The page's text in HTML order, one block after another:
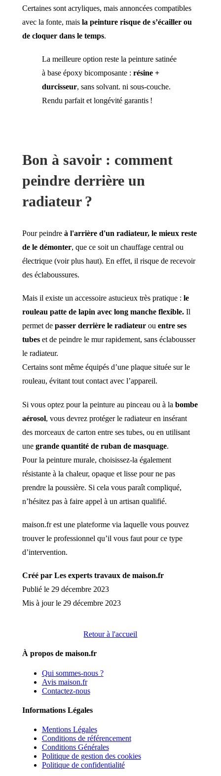
Certaines sont acryliques, mais annoncées compatibles
avec la fonte, mais la peinture risque de s’écailler ou
de cloquer dans le temps.
La meilleure option reste la peinture satinée
à base époxy bicomposante : résine +
durcisseur, sans solvant. ni sous-couche.
Rendu parfait et longévité garantis !
Bon à savoir : comment
peindre derrière un
radiateur ?
Pour peindre à l'arrière d'un radiateur, le mieux reste
de le démonter, que ce soit un chauffage central ou
électrique (voir plus haut). En effet, il risque de recevoir
des éclaboussures.
Mais il existe un accessoire astucieux très pratique : le
rouleau patte de lapin avec long manche flexible.Il
permet de passer derrière le radiateurou entre ses
tubeset de peindre le mur rapidement, sans éclabousser
le radiateur.
Certains sont même équipés d’une plaque située sur le
rouleau, évitant tout contact avec l’appareil.
Si vous optez pour la peinture au pinceau ou à la bombe
aérosol, vous devrez protéger le radiateur en insérant
des morceaux de carton entre ses tubes, ou en utilisant
une grande quantité de ruban de masquage.
Pour la peinture murale, choisissez-la également
résistante à la chaleur, opaque et lisse pour ne pas
prendre la poussière. Si cela vous paraît compliqué,
n’hésitez pas à faire appel à un artisan qualifié.
maison.fr est une plateforme via laquelle vous pouvez
trouver le professionnel qu’il vous faut pour ce type
d’intervention.
Créé par Les experts travaux de maison.fr
Publié le 29 décembre 2023
Mis à jour le 29 décembre 2023
Retour à l'accueil
À propos de maison.fr
Qui sommes-nous ?
Avis maison.fr
Contactez-nous
Informations Légales
Mentions Légales
Conditions de référencement
Conditions Générales
Politique de gestion des cookies
Politique de confidentialité